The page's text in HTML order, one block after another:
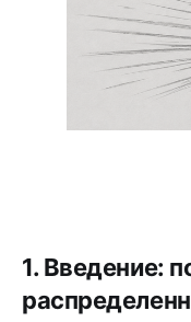
1. Введение: